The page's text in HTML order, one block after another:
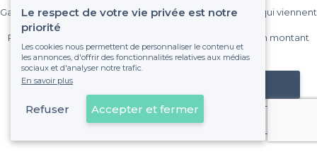
Gagnez de nombreux clients parmi le million de visiteurs qui viennent
Pas de commissions et sans engagement, vous payez un montant
fixe sans risque de voir déraper la facture.
Référencer mon établissement
Déjà client
Le respect de votre vie privée est notre
priorité
Les cookies nous permettent de personnaliser le contenu et
les annonces, d'offrir des fonctionnalités relatives aux médias
sociaux et d'analyser notre trafic.
En savoir plus
Refuser Accepter et fermer